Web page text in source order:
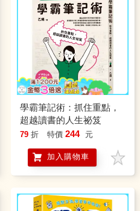
學霸筆記術：抓住重點，
超越讀書的人生祕笈
79 折 特價 244 元
加入購物車